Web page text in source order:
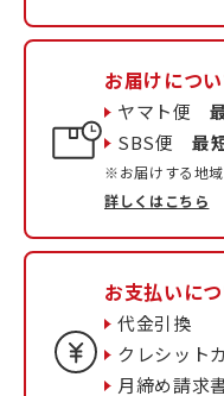
お届けにつ
ヤマト便
SBS便最
※お届けする地域
詳しくはこちら
お支払いに
代金引換
クレシット
月締め請求